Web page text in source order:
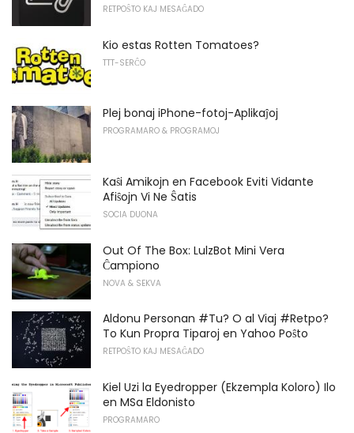
RETPOŜTO KAJ MESAĜADO
Kio estas Rotten Tomatoes?
TTT-SERĈO
Plej bonaj iPhone-fotoj-Aplikaĵoj
PROGRAMARO & PROGRAMOJ
Kaŝi Amikojn en Facebook Eviti Vidante
Afiŝojn Vi Ne Ŝatis
SOCIA DUONA
Out Of The Box: LulzBot Mini Vera
Ĉampiono
NOVA & SEKVA
Aldonu Personan #Tu? O al Viaj #Retpo?
To Kun Propra Tiparoj en Yahoo Poŝto
RETPOŜTO KAJ MESAĜADO
Kiel Uzi la Eyedropper (Ekzempla Koloro) Ilo
en MSa Eldonisto
PROGRAMARO